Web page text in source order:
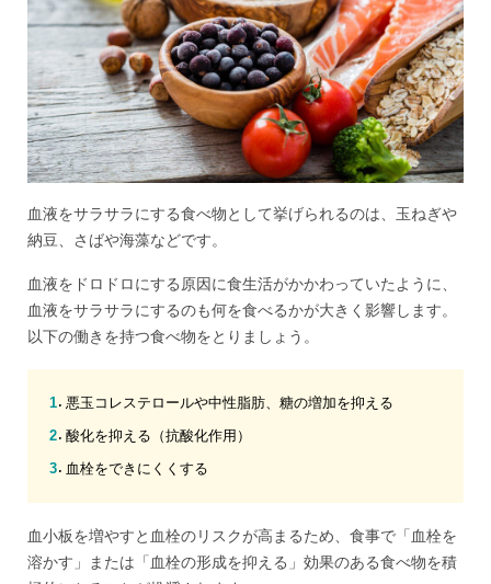
血液をサラサラにする食べ物として挙げられるのは、玉ねぎや
納豆、さばや海藻などです。
血液をドロドロにする原因に食生活がかかわっていたように、
血液をサラサラにするのも何を食べるかが大きく影響します。
以下の働きを持つ食べ物をとりましょう。
悪玉コレステロールや中性脂肪、糖の増加を抑える
酸化を抑える（抗酸化作用）
血栓をできにくくする
血小板を増やすと血栓のリスクが高まるため、食事で「血栓を
溶かす」または「血栓の形成を抑える」効果のある食べ物を積